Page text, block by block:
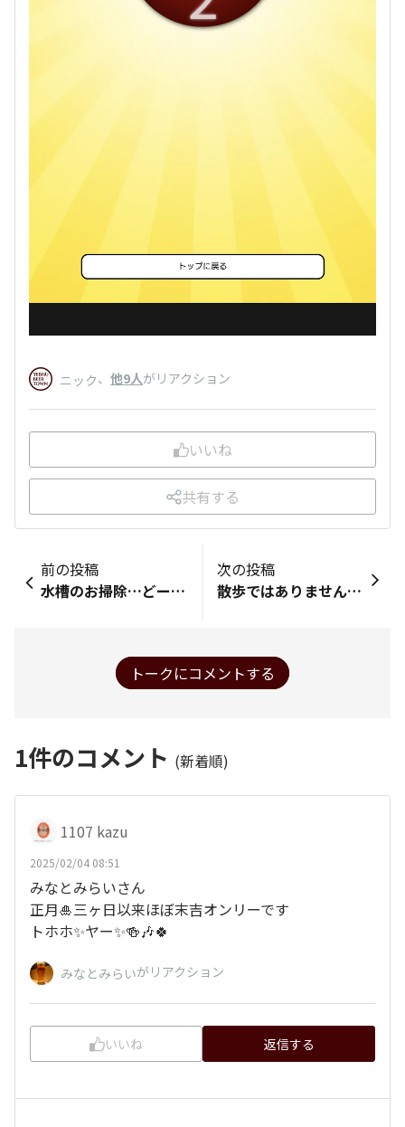
ニック、 他9人がリアクション
いいね
共有する
前の投稿
水槽のお掃除…どーなってるんだろう？！ って思う… 階段が透明アクリル板の水槽のお家🏠… 海外ならでは？かな？！ 日本なら地震が多い国だから無理そう😱 https://www.instagram.com/reel/DFArUNpxdMX/?igsh=Zno1ZmN0NzZyZHht
次の投稿
散歩ではありませんpart1 出勤途中の、何時ものナナカマド🌲です うふふ✨ヤー✨🍻🎶🍀
トークにコメントする
1件のコメント (新着順)
1107 kazu
2025/02/04 08:51
みなとみらいさん
正月🎍三ヶ日以来ほぼ末吉オンリーです
トホホ✨ヤー✨🍻🎶🍀
みなとみらいがリアクション
いいね 返信する